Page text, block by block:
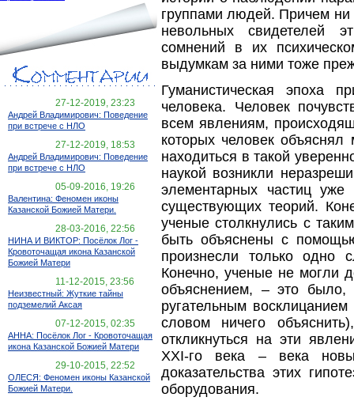
27-12-2019, 23:23
Андрей Владимирович: Поведение
при встрече с НЛО
27-12-2019, 18:53
Андрей Владимирович: Поведение
при встрече с НЛО
05-09-2016, 19:26
Валентина: Феномен иконы
Казанской Божией Матери.
28-03-2016, 22:56
НИНА И ВИКТОР: Посёлок Лог -
Кровоточащая икона Казанской
Божией Матери
11-12-2015, 23:56
Неизвестный: Жуткие тайны
подземелий Аксая
07-12-2015, 02:35
АННА: Посёлок Лог - Кровоточащая
икона Казанской Божией Матери
29-10-2015, 22:52
ОЛЕСЯ: Феномен иконы Казанской
Божией Матери.
группами людей. Причем ни
невольных свидетелей
сомнений в их
выдумкам за ними тоже
Гуманистическая эпоха
человека. Человек
всем явлениям,
которых человек
находиться в такой
наукой возникли
элементарных частиц
существующих теорий.
ученые столкнулись с
быть объяснены с
произнесли только одно
Конечно, ученые не могли
объяснением, – это было,
ругательным
словом ничего
откликнуться на эти
XXI-го века – века
доказательства этих
оборудования.